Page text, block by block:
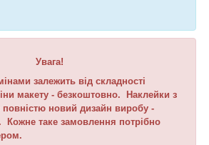
Увага!
залежить від складності
макету - безкоштовно. Наклейки з
новий дизайн виробу -
Кожне таке замовлення потрібно